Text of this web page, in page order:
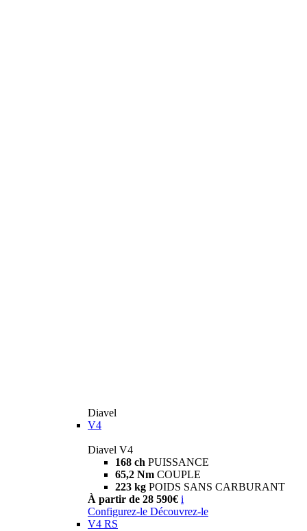
Diavel
V4
Diavel V4
168 ch PUISSANCE
65,2 Nm COUPLE
223 kg POIDS SANS CARBURANT
À partir de 28 590€ i
Configurez-le Découvrez-le
V4 RS